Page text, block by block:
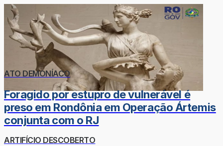
ATO DEMONÍACO
Foragido por estupro de vulnerável é
preso em Rondônia em Operação Ártemis
conjunta com o RJ
ARTIFÍCIO DESCOBERTO